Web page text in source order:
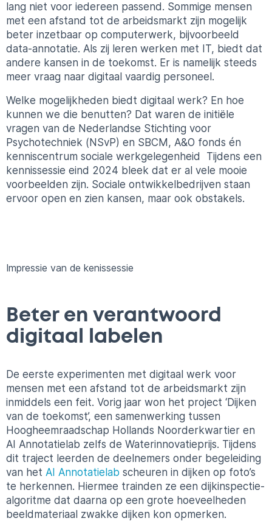
lang niet voor iedereen passend. Sommige mensen
met een afstand tot de arbeidsmarkt zijn mogelijk
beter inzetbaar op computerwerk, bijvoorbeeld
data-annotatie. Als zij leren werken met IT, biedt dat
andere kansen in de toekomst. Er is namelijk steeds
meer vraag naar digitaal vaardig personeel.
Welke mogelijkheden biedt digitaal werk? En hoe
kunnen we die benutten? Dat waren de initiële
vragen van de Nederlandse Stichting voor
Psychotechniek (NSvP) en SBCM, A&O fonds én
kenniscentrum sociale werkgelegenheid Tijdens een
kennissessie eind 2024 bleek dat er al vele mooie
voorbeelden zijn. Sociale ontwikkelbedrijven staan
ervoor open en zien kansen, maar ook obstakels.
Impressie van de kenissessie
Beter en verantwoord
digitaal labelen
De eerste experimenten met digitaal werk voor
mensen met een afstand tot de arbeidsmarkt zijn
inmiddels een feit. Vorig jaar won het project ‘Dijken
van de toekomst’, een samenwerking tussen
Hoogheemraadschap Hollands Noorderkwartier en
AI Annotatielab zelfs de Waterinnovatieprijs. Tijdens
dit traject leerden de deelnemers onder begeleiding
van het AI Annotatielab scheuren in dijken op foto’s
te herkennen. Hiermee trainden ze een dijkinspectie-
algoritme dat daarna op een grote hoeveelheden
beeldmateriaal zwakke dijken kon opmerken.